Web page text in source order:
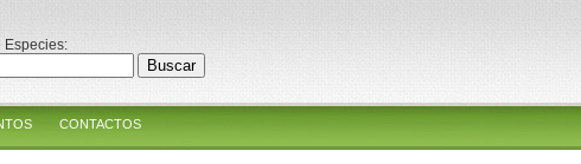
Especies:
CONTACTOS